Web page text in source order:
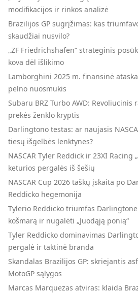
modifikacijos ir rinkos analizė
Brazilijos GP sugrįžimas: kas
skaudžiai nusvilo?
„ZF Friedrichshafen“ strateginis
kova dėl išlikimo
Lamborghini 2025 m. finansinė
pelno nuosmukis
Subaru BRZ Turbo AWD:
prekės ženklo kryptis
Darlingtono testas: ar naujasis
tiesų išgelbės lenktynes?
NASCAR Tyler Reddick ir 23XI Racing
keturios pergalės iš šešių
NASCAR Cup 2026 taškų įskaita po
Reddicko hegemonija
Tylerio Reddicko triumfas
košmarą ir nugalėti „Juodąją ponią“
Tyler Reddicko dominavimas
pergalė ir taktinė branda
Skandalas Brazilijos GP: skriejantis
MotoGP sąlygos
Marcas Marquezas atviras: klaida